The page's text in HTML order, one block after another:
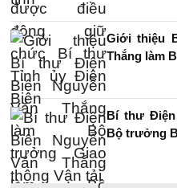
Giới thiệu
Thắng làm
Bí thư Điện
Bộ trưởng